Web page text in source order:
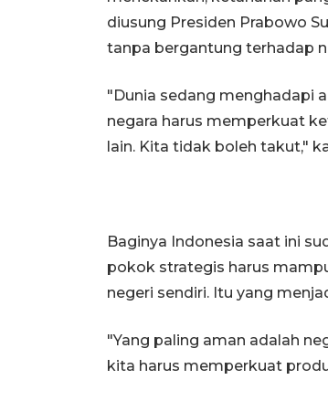
diusung Presiden Prabowo
tanpa bergantung terhadap
"Dunia sedang menghadapi
negara harus memperkuat
lain. Kita tidak boleh takut,"
Baginya Indonesia saat ini
pokok strategis harus
negeri sendiri. Itu yang
"Yang paling aman adalah
kita harus memperkuat